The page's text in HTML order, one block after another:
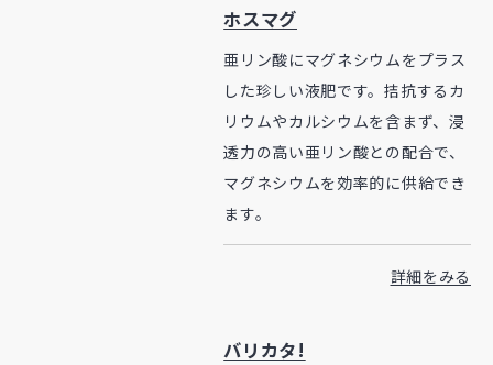
ホスマグ
亜リン酸にマグネシウムをプラス
した珍しい液肥です。拮抗するカ
リウムやカルシウムを含まず、浸
透力の高い亜リン酸との配合で、
マグネシウムを効率的に供給でき
ます。
詳細をみる
バリカタ!